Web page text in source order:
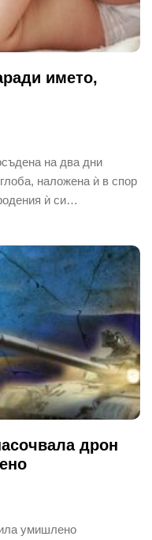
името,
на два дни
наложена ѝ в спор
ѝ си…
дрон
умишлено